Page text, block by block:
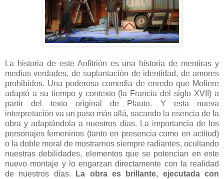
La historia de este Anfitrión es una historia de mentiras y
medias verdades, de suplantación de identidad, de amores
prohibidos. Una poderosa comedia de enredo que Moliere
adaptó a su tiempo y contexto (la Francia del siglo XVII) a
partir del texto original de Plauto. Y esta nueva
interpretación va un paso más allá, sacando la esencia de la
obra y adaptándola a nuestros días. La importancia de los
personajes femeninos (tanto en presencia como en actitud)
o la doble moral de mostrarnos siempre radiantes, ocultando
nuestras debilidades, elementos que se potencian en este
nuevo montaje y lo engarzan directamente con la realidad
de nuestros días.
La obra es brillante, ejecutada con